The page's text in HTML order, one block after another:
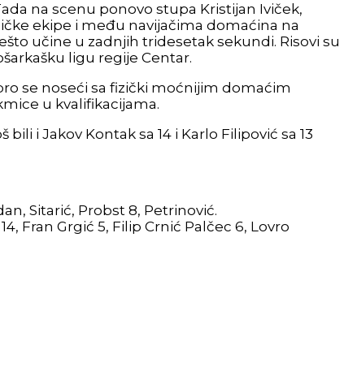
na scenu ponovo stupa Kristijan Iviček,
ekipe i među navijačima domaćina na
učine u zadnjih tridesetak sekundi. Risovi su
ligu regije Centar.
se noseći sa fizički moćnijim domaćim
u kvalifikacijama.
i Jakov Kontak sa 14 i Karlo Filipović sa 13
Sitarić, Probst 8, Petrinović.
Fran Grgić 5, Filip Crnić Palčec 6, Lovro